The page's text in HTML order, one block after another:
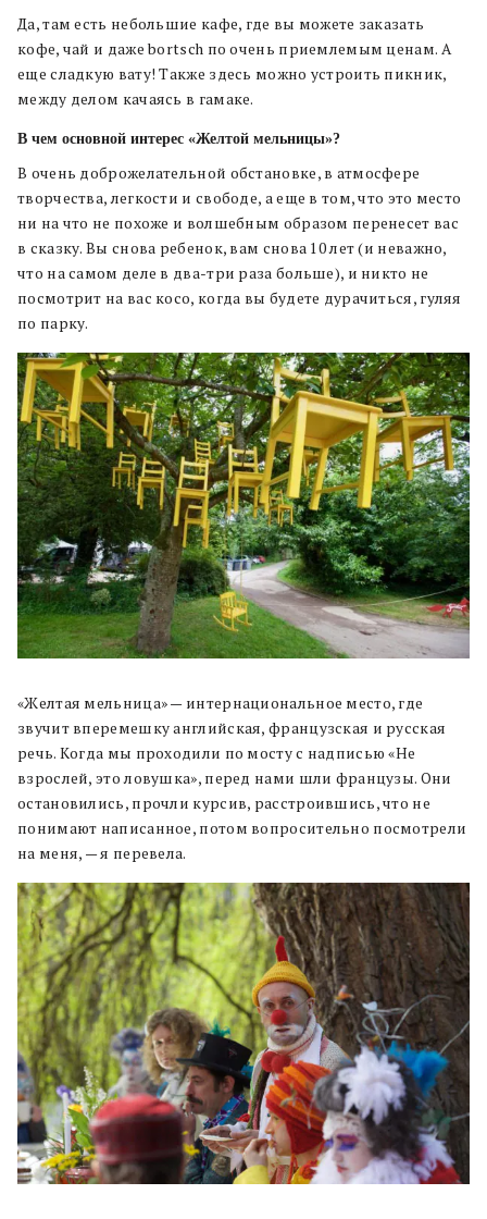
Да, там есть небольшие кафе, где вы можете заказать
кофе, чай и даже bortsch по очень приемлемым ценам. А
еще сладкую вату! Также здесь можно устроить пикник,
между делом качаясь в гамаке.
В чем основной интерес «Желтой мельницы»?
В очень доброжелательной обстановке, в атмосфере
творчества, легкости и свободе, а еще в том, что это место
ни на что не похоже и волшебным образом перенесет вас
в сказку. Вы снова ребенок, вам снова 10 лет (и неважно,
что на самом деле в два-три раза больше), и никто не
посмотрит на вас косо, когда вы будете дурачиться, гуляя
по парку.
«Желтая мельница» — интернациональное место, где
звучит вперемешку английская, французская и русская
речь. Когда мы проходили по мосту с надписью «Не
взрослей, это ловушка», перед нами шли французы. Они
остановились, прочли курсив, расстроившись, что не
понимают написанное, потом вопросительно посмотрели
на меня, — я перевела.